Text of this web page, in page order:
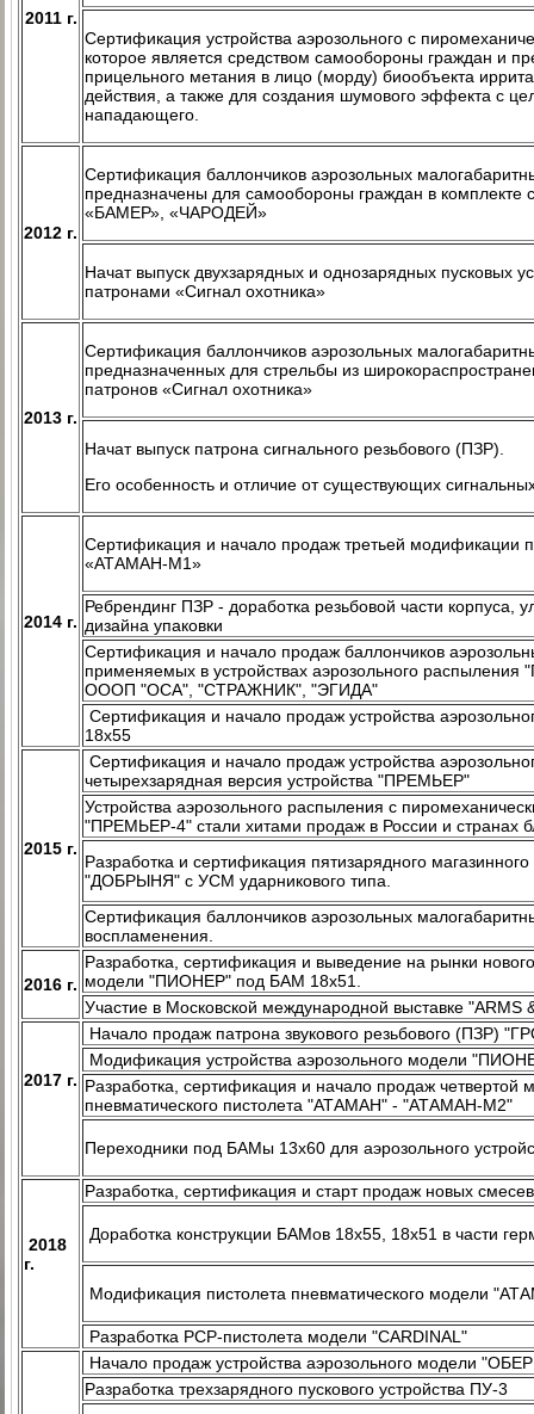
2011 г.
Сертификация устройства аэрозольного с
которое является средством самообороны граждан и
прицельного метания в лицо (морду) биообъекта
действия, а также для создания шумового эффекта с
нападающего.
2012 г.
Сертификация баллончиков аэрозольных
предназначены для самообороны граждан в комплекте
«БАМЕР», «ЧАРОДЕЙ»
Начат выпуск двухзарядных и однозарядных пусковых
патронами «Сигнал охотника»
2013 г.
Сертификация баллончиков аэрозольных
предназначенных для стрельбы из
патронов «Сигнал охотника»
Начат выпуск патрона сигнального резьбового (ПЗР).
Его особенность и отличие от существующих
2014 г.
Сертификация и начало продаж третьей модификации
«АТАМАН-М1»
Ребрендинг ПЗР - доработка резьбовой части корпуса,
дизайна упаковки
Сертификация и начало продаж баллончиков
применяемых в устройствах аэрозольного
ОООП "ОСА", "СТРАЖНИК", "ЭГИДА"
Сертификация и начало продаж устройства
18х55
2015 г.
Сертификация и начало продаж устройства
четырехзарядная версия устройства "ПРЕМЬЕР"
Устройства аэрозольного распыления с
"ПРЕМЬЕР-4" стали хитами продаж в России и странах
Разработка и сертификация пятизарядного
"ДОБРЫНЯ" с УСМ ударникового типа.
Сертификация баллончиков аэрозольных
воспламенения.
2016 г.
Разработка, сертификация и выведение на рынки
модели "ПИОНЕР" под БАМ 18х51.
Участие в Московской международной выставке "ARMS
2017 г.
Начало продаж патрона звукового резьбового (ПЗР)
Модификация устройства аэрозольного модели
Разработка, сертификация и начало продаж четвертой
пневматического пистолета "АТАМАН" - "АТАМАН-М2"
Переходники под БАМы 13х60 для аэрозольного
2018
г.
Разработка, сертификация и старт продаж новых
Доработка конструкции БАМов 18х55, 18х51 в части
Модификация пистолета пневматического модели
Разработка PCP-пистолета модели "CARDINAL"
Начало продаж устройства аэрозольного модели
Разработка трехзарядного пускового устройства ПУ-3